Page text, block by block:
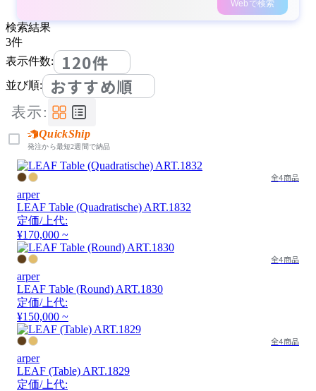
Webで検索
検索結果
3件
表示件数:
120件
並び順: おすすめ順
表示:
QuickShip
発注から最短2週間で納品
全4商品
arper
LEAF Table (Quadratische) ART.1832
定価/上代:
¥170,000 ~
全4商品
arper
LEAF Table (Round) ART.1830
定価/上代:
¥150,000 ~
全4商品
arper
LEAF (Table) ART.1829
定価/上代: